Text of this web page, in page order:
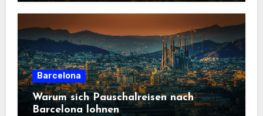
Barcelona
Warum sich Pauschalreisen nach
Barcelona lohnen